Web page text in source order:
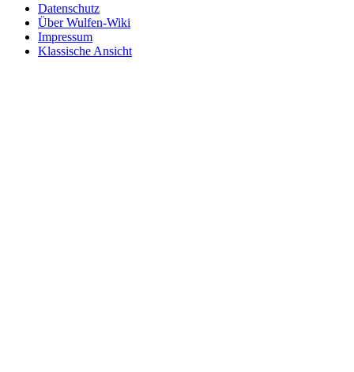
Datenschutz
Über Wulfen-Wiki
Impressum
Klassische Ansicht